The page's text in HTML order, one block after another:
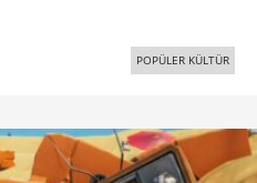
POPÜLER KÜLTÜR